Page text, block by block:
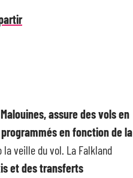
assure des vols en
en fonction de la
veille du vol. La Falkland
et des transferts